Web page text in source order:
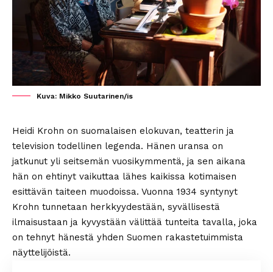
Kuva: Mikko Suutarinen/is
Heidi Krohn on suomalaisen elokuvan, teatterin ja
television todellinen legenda. Hänen uransa on
jatkunut yli seitsemän vuosikymmentä, ja sen aikana
hän on ehtinyt vaikuttaa lähes kaikissa kotimaisen
esittävän taiteen muodoissa. Vuonna 1934 syntynyt
Krohn tunnetaan herkkyydestään, syvällisestä
ilmaisustaan ja kyvystään välittää tunteita tavalla, joka
on tehnyt hänestä yhden Suomen rakastetuimmista
näyttelijöistä.